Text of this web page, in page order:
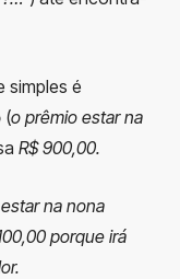
simples é
(o prêmio estar na
R$ 900,00.
na nona
porque irá